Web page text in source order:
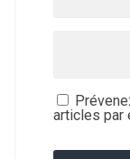
articles par